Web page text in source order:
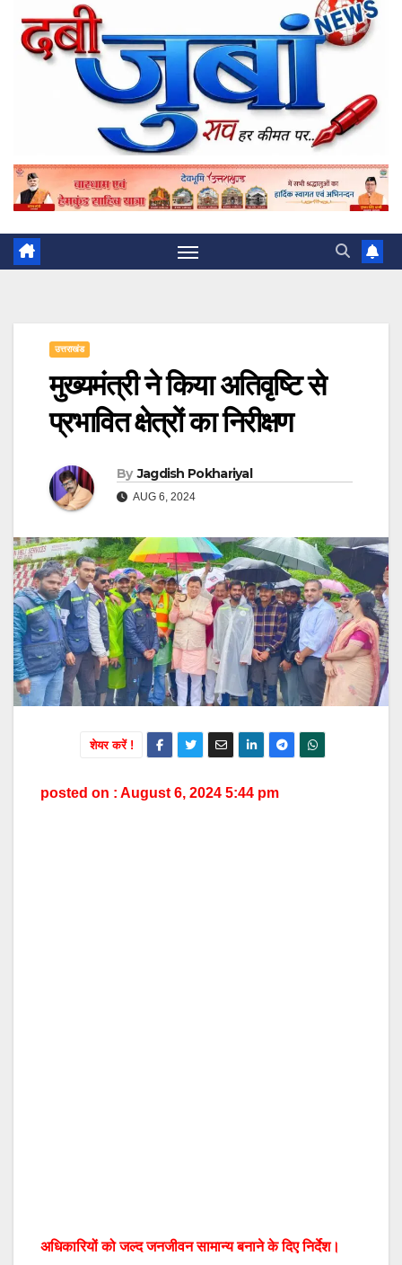
उत्तराखंड
मुख्यमंत्री ने किया अतिवृष्टि से
प्रभावित क्षेत्रों का निरीक्षण
By Jagdish Pokhariyal
AUG 6, 2024
शेयर करें !
posted on : August 6, 2024 5:44 pm
अधिकारियों को जल्द जनजीवन सामान्य बनाने के दिए निर्देश।